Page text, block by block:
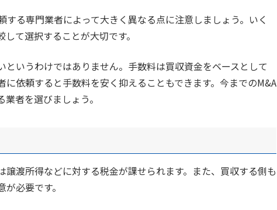
する専門業者によって大きく異なる点に注意しましょう。いく
て選択することが大切です。
というわけではありません。手数料は買収資金をベースとして
依頼すると手数料を安く抑えることもできます。今までのM&A
者を選びましょう。
譲渡所得などに対する税金が課せられます。また、買収する側も
必要です。